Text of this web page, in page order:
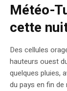
Météo-
cette
​Des cellules
hauteurs ouest
quelques pluies,
du pays en fin de